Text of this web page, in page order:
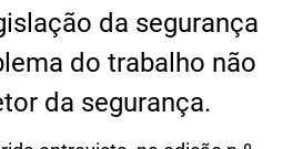
da segurança
do trabalho não
da segurança.